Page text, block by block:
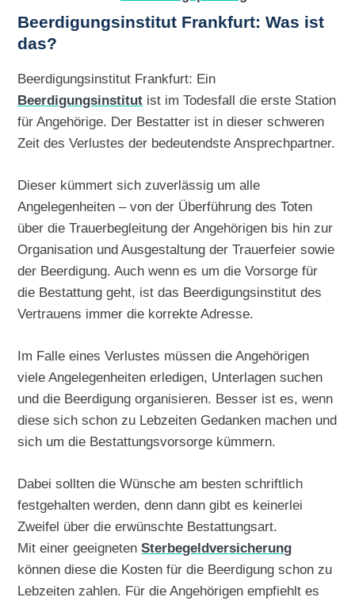
Beerdigungsinstitut Frankfurt: Was ist
das?
Beerdigungsinstitut Frankfurt: Ein
Beerdigungsinstitut ist im Todesfall die erste Station
für Angehörige. Der Bestatter ist in dieser schweren
Zeit des Verlustes der bedeutendste Ansprechpartner.
Dieser kümmert sich zuverlässig um alle
Angelegenheiten – von der Überführung des Toten
über die Trauerbegleitung der Angehörigen bis hin zur
Organisation und Ausgestaltung der Trauerfeier sowie
der Beerdigung. Auch wenn es um die Vorsorge für
die Bestattung geht, ist das Beerdigungsinstitut des
Vertrauens immer die korrekte Adresse.
Im Falle eines Verlustes müssen die Angehörigen
viele Angelegenheiten erledigen, Unterlagen suchen
und die Beerdigung organisieren. Besser ist es, wenn
diese sich schon zu Lebzeiten Gedanken machen und
sich um die Bestattungsvorsorge kümmern.
Dabei sollten die Wünsche am besten schriftlich
festgehalten werden, denn dann gibt es keinerlei
Zweifel über die erwünschte Bestattungsart.
Mit einer geeignetenSterbegeldversicherung
können diese die Kosten für die Beerdigung schon zu
Lebzeiten zahlen. Für die Angehörigen empfiehlt es